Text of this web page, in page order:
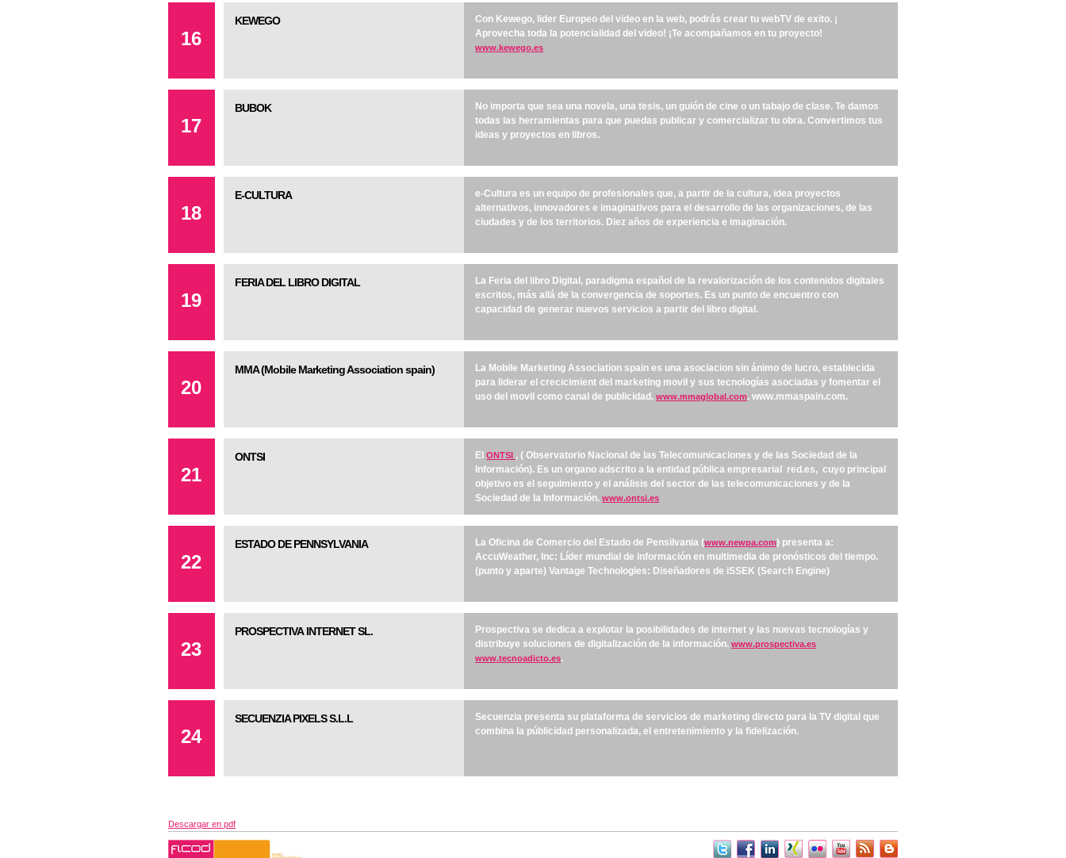
16
KEWEGO
Con Kewego, lider Europeo del video en la web, podrás crear tu webTV de exito. ¡
Aprovecha toda la potencialidad del video! ¡Te acompañamos en tu proyecto!
www.kewego.es
17
BUBOK
No importa que sea una novela, una tesis, un guión de cine o un tabajo de clase. Te damos
todas las herramientas para que puedas publicar y comercializar tu obra. Convertimos tus
ideas y proyectos en libros.
18
E-CULTURA
e-Cultura es un equipo de profesionales que, a partir de la cultura, idea proyectos
alternativos, innovadores e imaginativos para el desarrollo de las organizaciones, de las
ciudades y de los territorios. Diez años de experiencia e imaginación.
19
FERIA DEL LIBRO DIGITAL
La Feria del libro Digital, paradigma español de la revalorización de los contenidos digitales
escritos, más allá de la convergencia de soportes. Es un punto de encuentro con
capacidad de generar nuevos servicios a partir del libro digital.
20
MMA (Mobile Marketing Association spain)
La Mobile Marketing Association spain es una asociacion sin ánimo de lucro, establecida
para liderar el crecicimient del marketing movil y sus tecnologías asociadas y fomentar el
uso del movil como canal de publicidad. www.mmaglobal.com. www.mmaspain.com.
21
ONTSI El ONTSI , ( Observatorio Nacional de las Telecomunicaciones y de las Sociedad de la
Información). Es un organo adscrito a la entidad pública empresarial red.es, cuyo principal
objetivo es el seguimiento y el análisis del sector de las telecomunicaciones y de la
Sociedad de la Información. www.ontsi.es
22
ESTADO DE PENNSYLVANIA La Oficina de Comercio del Estado de Pensilvania (www.newpa.com) presenta a:
AccuWeather, Inc: Líder mundial de información en multimedia de pronósticos del tiempo.
(punto y aparte) Vantage Technologies: Diseñadores de iSSEK (Search Engine)
23
PROSPECTIVA INTERNET SL.
Prospectiva se dedica a explotar la posibilidades de internet y las nuevas tecnologías y
distribuye soluciones de digitalización de la información. www.prospectiva.es
www.tecnoadicto.es.
24
SECUENZIA PIXELS S.L.L
Secuenzia presenta su plataforma de servicios de marketing directo para la TV digital que
combina la públicidad personalizada, el entretenimiento y la fidelización.
Descargar en pdf